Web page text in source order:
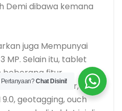
Demi dibawa kemana
juga Mempunyai
MP. Selain itu, tablet
beberapa fitur
accelerometer,
geotagging, ouch
Pertanyaan?Chat Disini!